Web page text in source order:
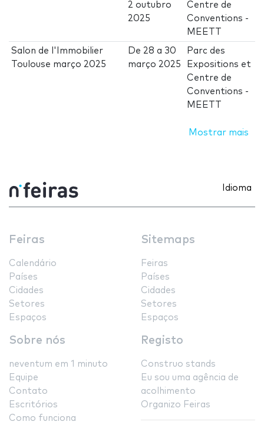
2 outubro
2025
Centre de
Conventions -
MEETT
Salon de l'Immobilier
Toulouse março 2025
De 28 a 30
março 2025
Parc des
Expositions et
Centre de
Conventions -
MEETT
Mostrar mais
Idioma
Feiras
Calendário
Países
Cidades
Setores
Espaços
Sitemaps
Feiras
Países
Cidades
Setores
Espaços
Sobre nós
neventum em 1 minuto
Equipe
Contato
Escritórios
Como funciona
Registo
Construo stands
Eu sou uma agência de
acolhimento
Organizo Feiras